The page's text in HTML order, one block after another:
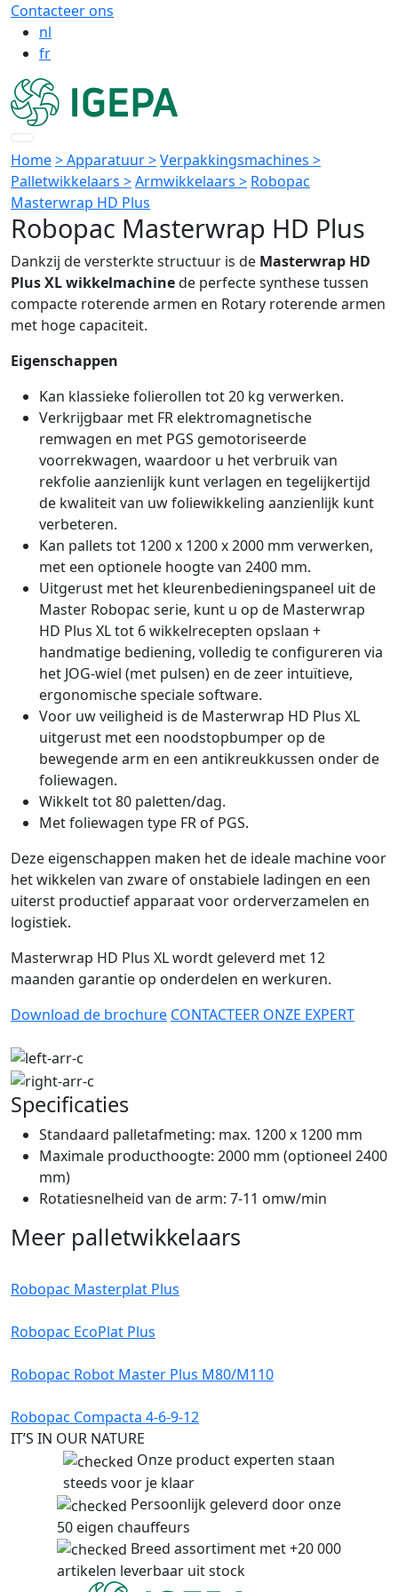
Contacteer ons
nl
fr
Home> Apparatuur >Verpakkingsmachines >
Palletwikkelaars >Armwikkelaars > Robopac
Masterwrap HD Plus
Robopac Masterwrap HD Plus
Dankzij de versterkte structuur is de Masterwrap HD
Plus XL wikkelmachinede perfecte synthese tussen
compacte roterende armen en Rotary roterende armen
met hoge capaciteit.
Eigenschappen
Kan klassieke folierollen tot 20 kg verwerken.
Verkrijgbaar met FR elektromagnetische
remwagen en met PGS gemotoriseerde
voorrekwagen, waardoor u het verbruik van
rekfolie aanzienlijk kunt verlagen en tegelijkertijd
de kwaliteit van uw foliewikkeling aanzienlijk kunt
verbeteren.
Kan pallets tot 1200 x 1200 x 2000 mm verwerken,
met een optionele hoogte van 2400 mm.
Uitgerust met het kleurenbedieningspaneel uit de
Master Robopac serie, kunt u op de Masterwrap
HD Plus XL tot 6 wikkelrecepten opslaan +
handmatige bediening, volledig te configureren via
het JOG-wiel (met pulsen) en de zeer intuïtieve,
ergonomische speciale software.
Voor uw veiligheid is de Masterwrap HD Plus XL
uitgerust met een noodstopbumper op de
bewegende arm en een antikreukkussen onder de
foliewagen.
Wikkelt tot 80 paletten/dag.
Met foliewagen type FR of PGS.
Deze eigenschappen maken het de ideale machine voor
het wikkelen van zware of onstabiele ladingen en een
uiterst productief apparaat voor orderverzamelen en
logistiek.
Masterwrap HD Plus XL wordt geleverd met 12
maanden garantie op onderdelen en werkuren.
Download de brochure CONTACTEER ONZE EXPERT
Specificaties
Standaard palletafmeting: max. 1200 x 1200 mm
Maximale producthoogte: 2000 mm (optioneel 2400
mm)
Rotatiesnelheid van de arm: 7-11 omw/min
Meer palletwikkelaars
Robopac Masterplat Plus
Robopac EcoPlat Plus
Robopac Robot Master Plus M80/M110
Robopac Compacta 4-6-9-12
IT’S IN OUR NATURE
Onze product experten staan
steeds voor je klaar
Persoonlijk geleverd door onze
50 eigen chauffeurs
Breed assortiment met +20 000
artikelen leverbaar uit stock